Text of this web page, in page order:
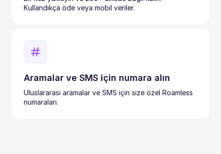
Kullandıkça öde veya mobil veriler.
Aramalar ve SMS için numara alın
Uluslararası aramalar ve SMS için size özel Roamless
numaraları.